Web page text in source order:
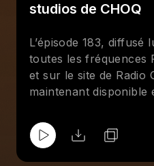
studios de CHOQ
L’épisode 183,
toutes les fréquences
et sur le site de Radio
maintenant disponible
Rois De l'Arène,
deux chouchous de